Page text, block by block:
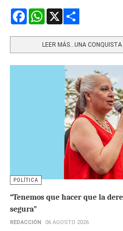
FacebookWhatsApp
LEER MÁS…UNA
POLÍTICA
“Tenemos que hacer que la
segura”
REDACCIÓN 06 AGOSTO 2026